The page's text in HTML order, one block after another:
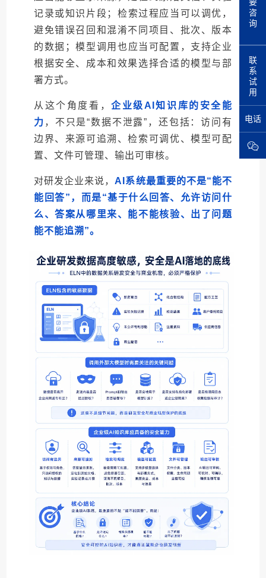
咨
询
联
系
试
用
电话
记录或知识片段；检索过程应当可以调优，
避免错误召回和混淆不同项目、批次、版本
的数据；模型调用也应当可配置，支持企业
根据安全、成本和效果选择合适的模型与部
署方式。
从这个角度看，企业级AI知识库的安全能
力 ，不只是“数据不泄露”，还包括：访问有
边界、来源可追溯、检索可调优、模型可配
置、文件可管理、输出可审核。
对研发企业来说，AI系统最重要的不是“能不
能回答”，而是“基于什么回答、允许访问什
么、答案从哪里来、能不能核验、出了问题
能不能追溯”。